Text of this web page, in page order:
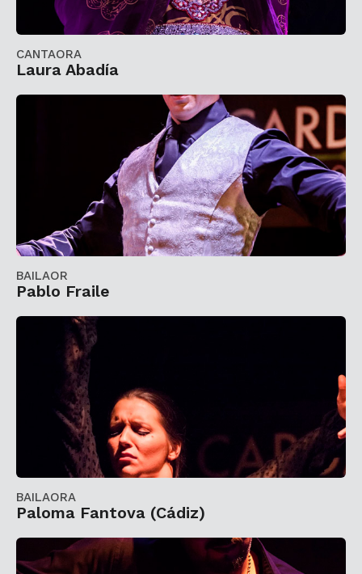
CANTAORA
Laura Abadía
BAILAOR
Pablo Fraile
BAILAORA
Paloma Fantova (Cádiz)